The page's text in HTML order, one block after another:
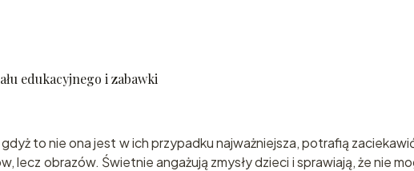
edukacyjnego i zabawki
to nie ona jest w ich przypadku najważniejsza, potrafią
lecz obrazów. Świetnie angażują zmysły dzieci i sprawiają, że nie